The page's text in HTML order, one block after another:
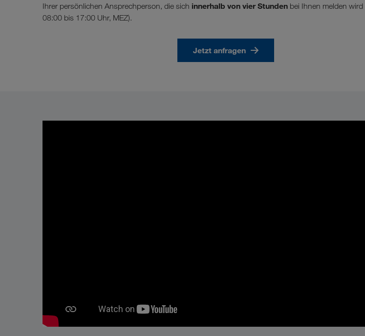
Ihrer persönlichen Ansprechperson, die sich innerhalb von vier Stunden bei Ihnen melden
08:00 bis 17:00 Uhr, MEZ).
Jetzt anfragen